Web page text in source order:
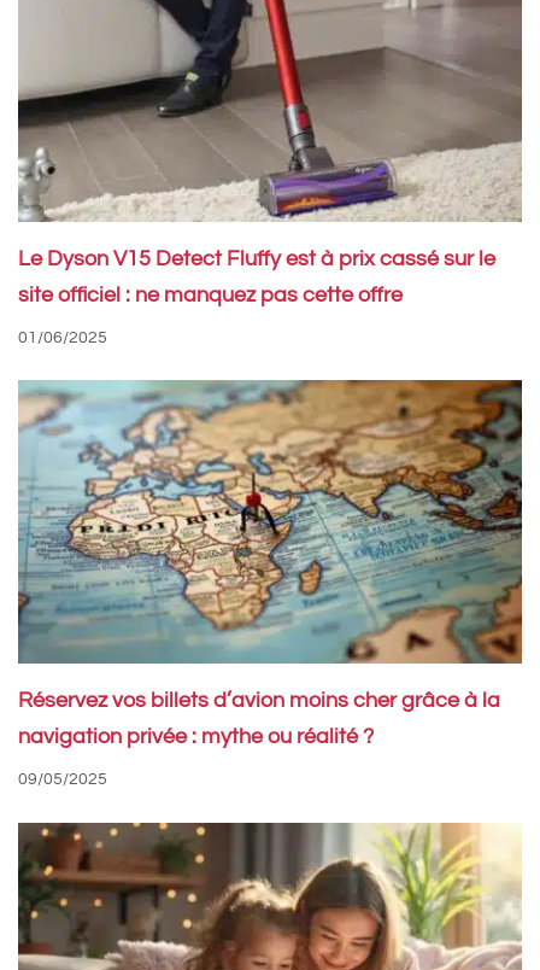
Le Dyson V15 Detect Fluffy est à prix cassé sur le
site officiel : ne manquez pas cette offre
01/06/2025
Réservez vos billets d’avion moins cher grâce à la
navigation privée : mythe ou réalité ?
09/05/2025